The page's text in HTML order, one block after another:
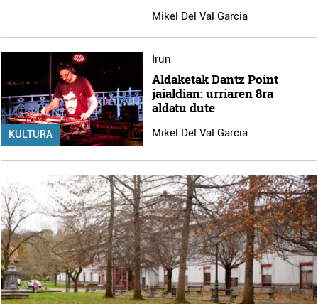
Mikel Del Val Garcia
KULTURA
Irun
Aldaketak Dantz Point
jaialdian: urriaren 8ra
aldatu dute
Mikel Del Val Garcia